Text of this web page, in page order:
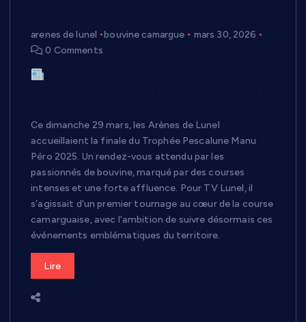
arenes de lunel bouvine camargue
mars 30, 2026
0 Comments
Ce dimanche 29 mars, les Arènes de Lunel
accueillaient la finale du Trophée Pescalune Manu
Péro 2025. Un rendez-vous attendu par les
passionnés de bouvine, marqué par des courses
intenses et une forte affluence. Pour TV Lunel, il
s’agissait d’un premier tournage au cœur de la course
camarguaise, avec l’ambition de suivre désormais ces
événements emblématiques du territoire.
Lire